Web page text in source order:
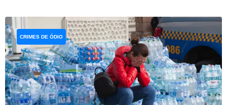
CRIMES DE ÓDIO